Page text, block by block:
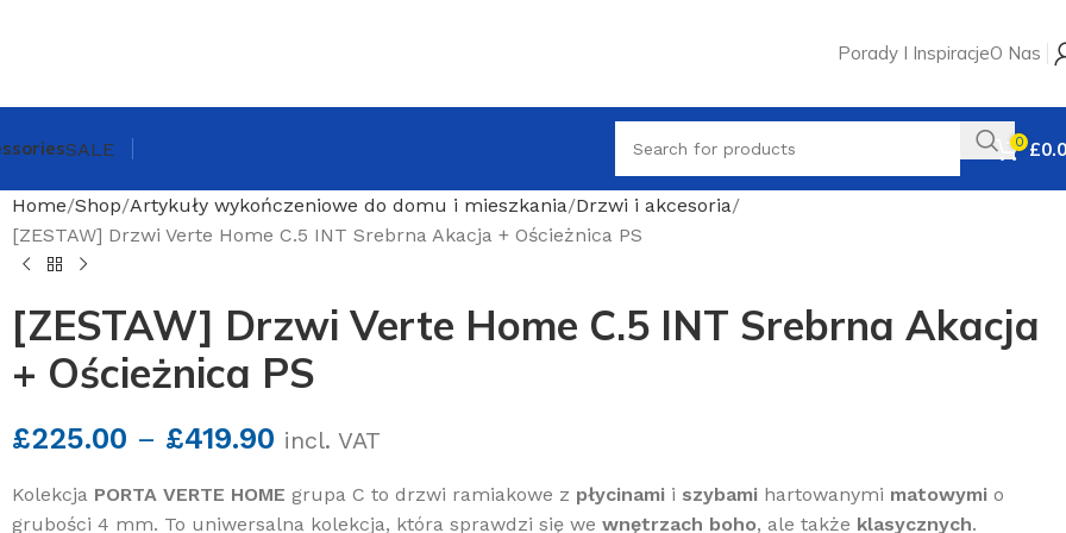
Porady I InspiracjeO Nas
SALE 0 £
Home Shop Artykuły wykończeniowe do domu i mieszkania Drzwi i akcesoria
[ZESTAW] Drzwi Verte Home C.5 INT Srebrna Akacja + Ościeżnica PS
[ZESTAW] Drzwi Verte Home C.5 INT Srebrna Akacja
+ Ościeżnica PS
£225.00 – £419.90 incl. VAT
Kolekcja PORTA VERTE HOME grupa C to drzwi ramiakowe z płycinami i szybami hartowanymi matowymi o
grubości 4 mm. To uniwersalna kolekcja, która sprawdzi się we wnętrzach boho, ale także klasycznych.